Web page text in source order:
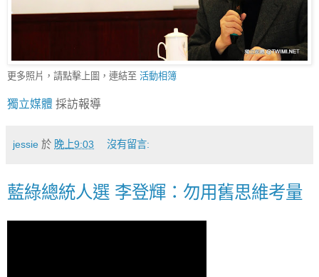
更多照片，請點擊上圖，連結至 活動相簿
獨立媒體 採訪報導
jessie 於 晚上9:03 沒有留言:
藍綠總統人選 李登輝：勿用舊思維考量